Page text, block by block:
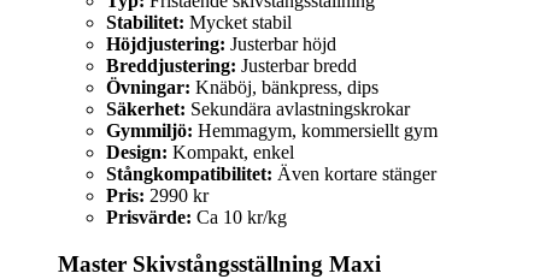
Stabilitet: Mycket stabil
Höjdjustering: Justerbar höjd
Breddjustering: Justerbar bredd
Övningar: Knäböj, bänkpress, dips
Säkerhet: Sekundära avlastningskrokar
Gymmiljö: Hemmagym, kommersiellt gym
Design: Kompakt, enkel
Stångkompatibilitet: Även kortare stänger
Pris: 2990 kr
Prisvärde: Ca 10 kr/kg
Master Skivstångsställning Maxi